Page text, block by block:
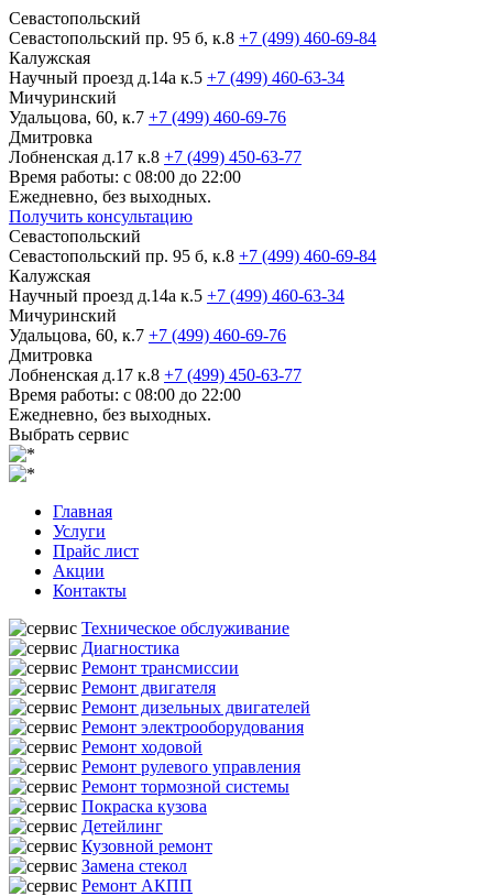
Севастопольский
Севастопольский пр. 95 б, к.8 +7 (499) 460-69-84
Калужская
Научный проезд д.14а к.5 +7 (499) 460-63-34
Мичуринский
Удальцова, 60, к.7 +7 (499) 460-69-76
Дмитровка
Лобненская д.17 к.8 +7 (499) 450-63-77
Время работы: с 08:00 до 22:00
Ежедневно, без выходных.
Получить консультацию
Севастопольский
Севастопольский пр. 95 б, к.8 +7 (499) 460-69-84
Калужская
Научный проезд д.14а к.5 +7 (499) 460-63-34
Мичуринский
Удальцова, 60, к.7 +7 (499) 460-69-76
Дмитровка
Лобненская д.17 к.8 +7 (499) 450-63-77
Время работы: с 08:00 до 22:00
Ежедневно, без выходных.
Выбрать сервис
Главная
Услуги
Прайс лист
Акции
Контакты
Техническое обслуживание
Диагностика
Ремонт трансмиссии
Ремонт двигателя
Ремонт дизельных двигателей
Ремонт электрооборудования
Ремонт ходовой
Ремонт рулевого управления
Ремонт тормозной системы
Покраска кузова
Детейлинг
Кузовной ремонт
Замена стекол
Ремонт АКПП